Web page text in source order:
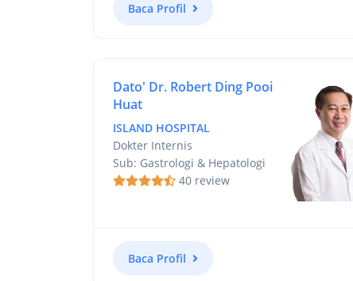
Baca Profil
Dato' Dr. Robert Ding Pooi
Huat
ISLAND HOSPITAL
Dokter Internis
Sub: Gastrologi & Hepatologi
40 review
Baca Profil